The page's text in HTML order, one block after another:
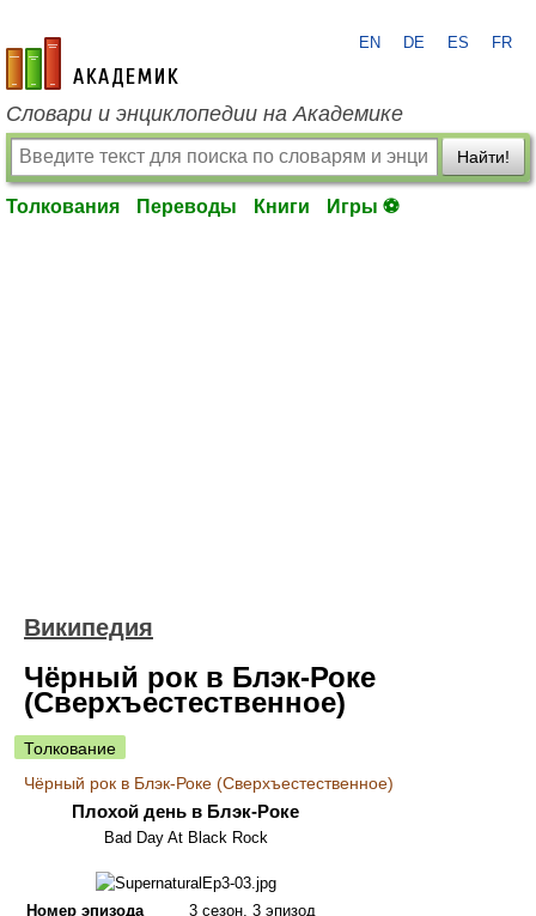
academic.ru
EN DE ES FR
Словари и энциклопедии на Академике
Найти!
Толкования Переводы Книги Игры ⚽
Википедия
Чёрный рок в Блэк-Роке
(Сверхъестественное)
Толкование
Чёрный рок в Блэк-Роке (Сверхъестественное)
Плохой день в Блэк-Роке
Bad Day At Black Rock
Номер эпизода
3 сезон, 3 эпизод